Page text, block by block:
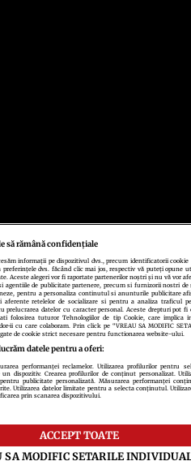
să rămână confidențiale
informații pe dispozitivul dvs., precum identificatorii
preferințele dvs. făcând clic mai jos, respectiv vă puteți opune
Aceste alegeri vor fi raportate partenerilor noștri și nu vă vor
agentiile de publicitate partenere, precum si furnizorii nostri de
pentru a personaliza continutul si anunturile publicitare
retelelor de socializare si pentru a analiza traficul
prelucrarea datelor cu caracter personal. Aceste drepturi pot
folosirea tuturor Tehnologiilor de tip Cookie, care
ii cu care colaboram. Prin click pe “VREAU SA MODIFIC
de cookie strict necesare pentru functionarea website-ului.
datele pentru a oferi:
performanței reclamelor. Utilizarea profilurilor pentru
dispozitiv. Crearea profilurilor de conținut personalizat.
publicitate personalizată. Măsurarea performanței
Utilizarea datelor limitate pentru a selecta conținutul.
prin scanarea dispozitivului.
ACCEPT TOATE
SA MODIFIC SETARILE